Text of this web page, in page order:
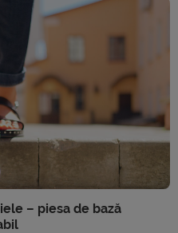
– piesa de bază